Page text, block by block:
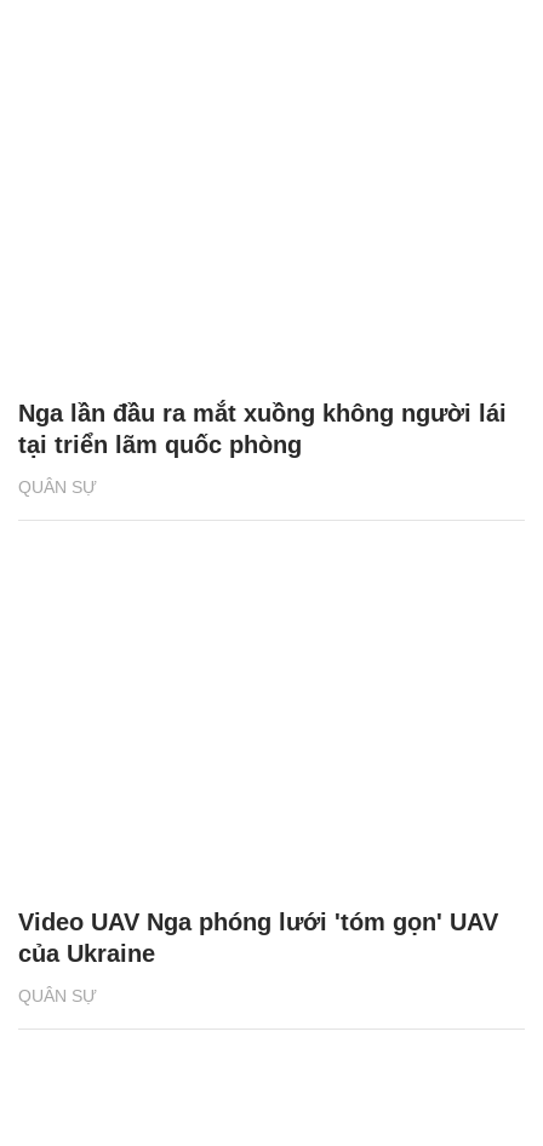
QUÂN SỰ
Nga lần đầu ra mắt xuồng không người lái
tại triển lãm quốc phòng
QUÂN SỰ
Video UAV Nga phóng lưới 'tóm gọn' UAV
của Ukraine